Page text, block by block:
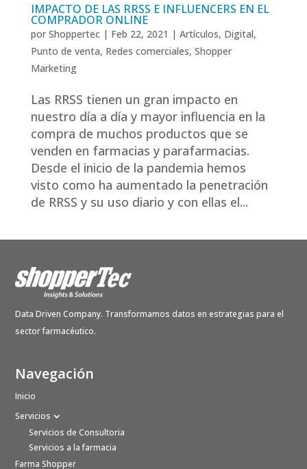
IMPACTO DE LAS RRSS E INFLUENCERS EN EL
COMPRADOR ONLINE
por Shoppertec| Feb 22, 2021 | Artículos, Digital,
Punto de venta, Redes comerciales, Shopper
Marketing
Las RRSS tienen un gran impacto en
nuestro día a día y mayor influencia en la
compra de muchos productos que se
venden en farmacias y parafarmacias.
Desde el inicio de la pandemia hemos
visto como ha aumentado la penetración
de RRSS y su uso diario y con ellas el...
Data Driven Company. Transformamos datos en estrategias para el
sector farmacéutico.
Navegación
Inicio
Servicios
Servicios de Consultoria
Servicios a la farmacia
Farma Shopper